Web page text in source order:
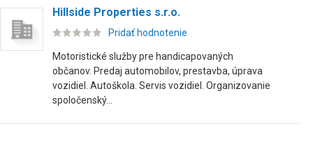
Hillside Properties s.r.o.
Pridať hodnotenie
Motoristické služby pre handicapovaných
občanov. Predaj automobilov, prestavba, úprava
vozidiel. Autoškola. Servis vozidiel. Organizovanie
spoločenský...